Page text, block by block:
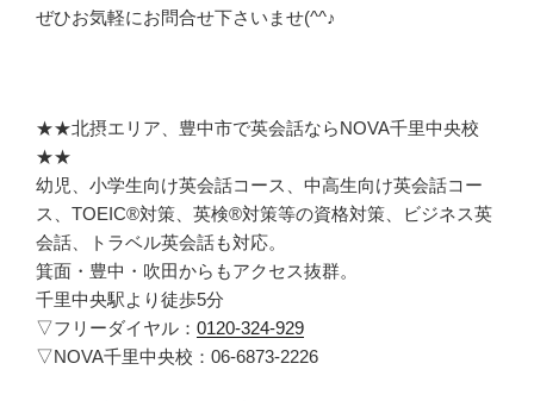
ぜひお気軽にお問合せ下さいませ(^^♪
★★北摂エリア、豊中市で英会話ならNOVA千里中央校
★★
幼児、小学生向け英会話コース、中高生向け英会話コー
ス、TOEIC®対策、英検®対策等の資格対策、ビジネス英
会話、トラベル英会話も対応。
箕面・豊中・吹田からもアクセス抜群。
千里中央駅より徒歩5分
▽フリーダイヤル： 0120-324-929
▽NOVA千里中央校：06-6873-2226